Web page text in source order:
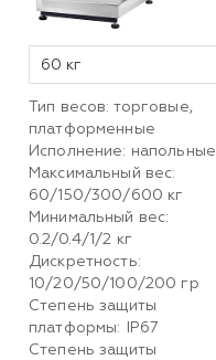
60 кг
Тип весов: торговые,
платформенные
Исполнение: напольные
Максимальный вес:
60/150/300/600 кг
Минимальный вес:
0.2/0.4/1/2 кг
Дискретность:
10/20/50/100/200 гр
Степень защиты
платформы: IP67
Степень защиты